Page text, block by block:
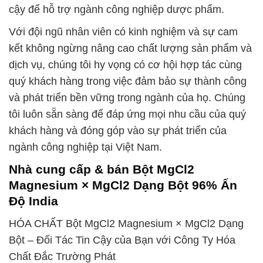
cậy để hỗ trợ ngành công nghiệp dược phẩm.
Với đội ngũ nhân viên có kinh nghiệm và sự cam
kết không ngừng nâng cao chất lượng sản phẩm và
dịch vụ, chúng tôi hy vọng có cơ hội hợp tác cùng
quý khách hàng trong việc đảm bảo sự thành công
và phát triển bền vững trong ngành của họ. Chúng
tôi luôn sẵn sàng để đáp ứng mọi nhu cầu của quý
khách hàng và đóng góp vào sự phát triển của
ngành công nghiệp tại Việt Nam.
Nhà cung cấp & bán Bột MgCl2
Magnesium × MgCl2 Dạng Bột 96% Ấn
Độ India
HÓA CHẤT Bột MgCl2 Magnesium × MgCl2 Dạng
Bột – Đối Tác Tin Cậy của Bạn với Công Ty Hóa
Chất Đắc Trường Phát